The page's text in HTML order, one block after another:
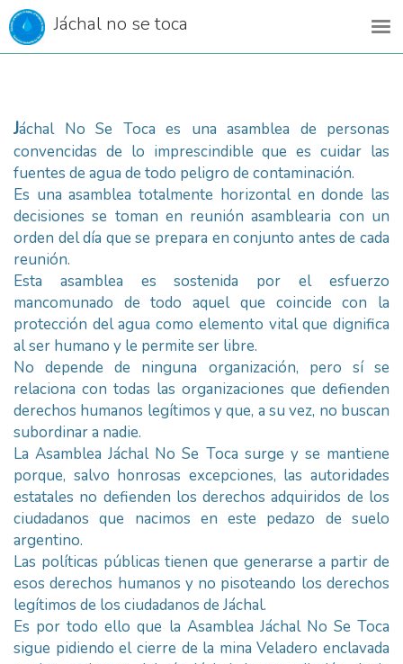
Jáchal no se toca
Jáchal No Se Toca es una asamblea de personas
convencidas de lo imprescindible que es cuidar las
fuentes de agua de todo peligro de contaminación.
Es una asamblea totalmente horizontal en donde las
decisiones se toman en reunión asamblearia con un
orden del día que se prepara en conjunto antes de cada
reunión.
Esta asamblea es sostenida por el esfuerzo
mancomunado de todo aquel que coincide con la
protección del agua como elemento vital que dignifica
al ser humano y le permite ser libre.
No depende de ninguna organización, pero sí se
relaciona con todas las organizaciones que defienden
derechos humanos legítimos y que, a su vez, no buscan
subordinar a nadie.
La Asamblea Jáchal No Se Toca surge y se mantiene
porque, salvo honrosas excepciones, las autoridades
estatales no defienden los derechos adquiridos de los
ciudadanos que nacimos en este pedazo de suelo
argentino.
Las políticas públicas tienen que generarse a partir de
esos derechos humanos y no pisoteando los derechos
legítimos de los ciudadanos de Jáchal.
Es por todo ello que la Asamblea Jáchal No Se Toca
sigue pidiendo el cierre de la mina Veladero enclavada